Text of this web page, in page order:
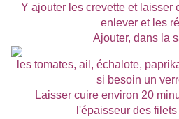
Y ajouter les crevette et laisser
enlever et les
Ajouter, dans la
les tomates, ail, échalote,
si besoin un
Laisser cuire environ 20
l'épaisseur des